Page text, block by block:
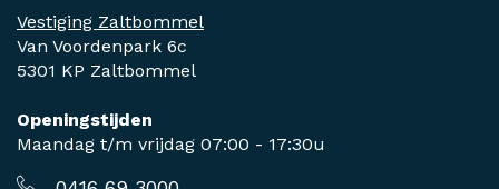
Vestiging Zaltbommel
Van Voordenpark 6c
5301 KP Zaltbommel
Openingstijden
Maandag t/m vrijdag 07:00 - 17:30u